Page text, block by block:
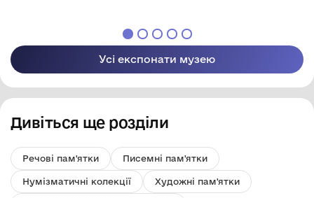
Усі експонати музею
Дивіться ще розділи
Речові пам'ятки Писемні пам'ятки
Нумізматичні колекції Художні пам'ятки